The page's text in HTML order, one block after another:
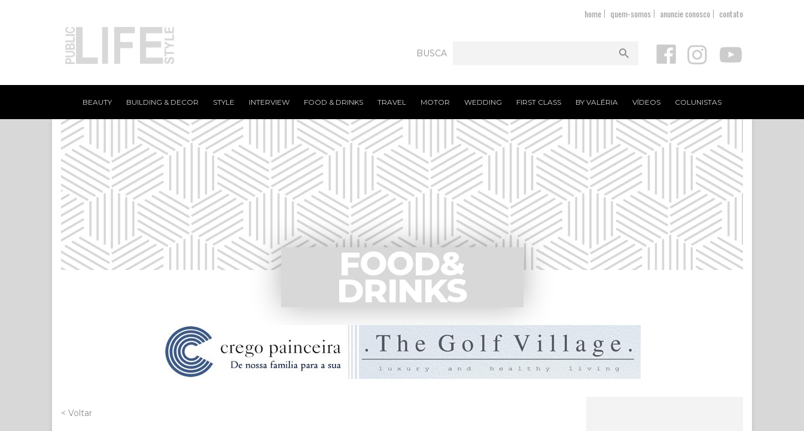
home quem-somos anuncie conosco contato
BUSCA
BEAUTY BUILDING & DECOR STYLE INTERVIEW FOOD & DRINKS TRAVEL MOTOR WEDDING FIRST CLASS BY VALÉRIA VÍDEOS COLUNISTAS
FOOD&
DRINKS
< Voltar